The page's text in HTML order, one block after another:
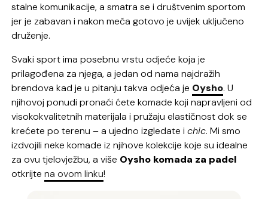
stalne komunikacije, a smatra se i društvenim sportom
jer je zabavan i nakon meča gotovo je uvijek uključeno
druženje.
Svaki sport ima posebnu vrstu odjeće koja je
prilagođena za njega, a jedan od nama najdražih
brendova kad je u pitanju takva odjeća je Oysho. U
njihovoj ponudi pronaći ćete komade koji napravljeni od
visokokvalitetnih materijala i pružaju elastičnost dok se
krećete po terenu – a ujedno izgledate ichic. Mi smo
izdvojili neke komade iz njihove kolekcije koje su idealne
za ovu tjelovježbu, a više Oysho komada za padel
otkrijtena ovom linku!